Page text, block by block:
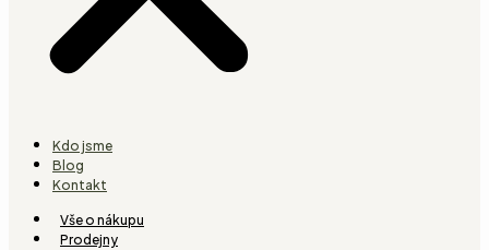
Kdo jsme
Blog
Kontakt
Vše o nákupu
Prodejny